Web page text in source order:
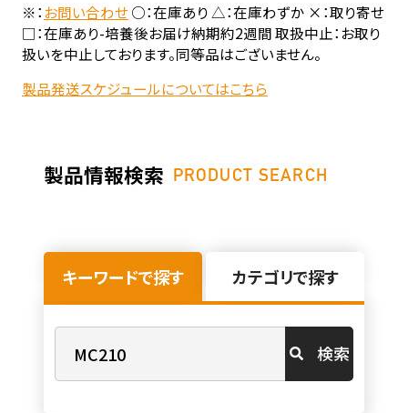
※：お問い合わせ○：在庫あり △：在庫わずか ×：取り寄せ
□：在庫あり-培養後お届け納期約2週間 取扱中止：お取り
扱いを中止しております。同等品はございません。
製品発送スケジュールについてはこちら
製品情報検索 PRODUCT SEARCH
キーワードで探す カテゴリで探す
検索